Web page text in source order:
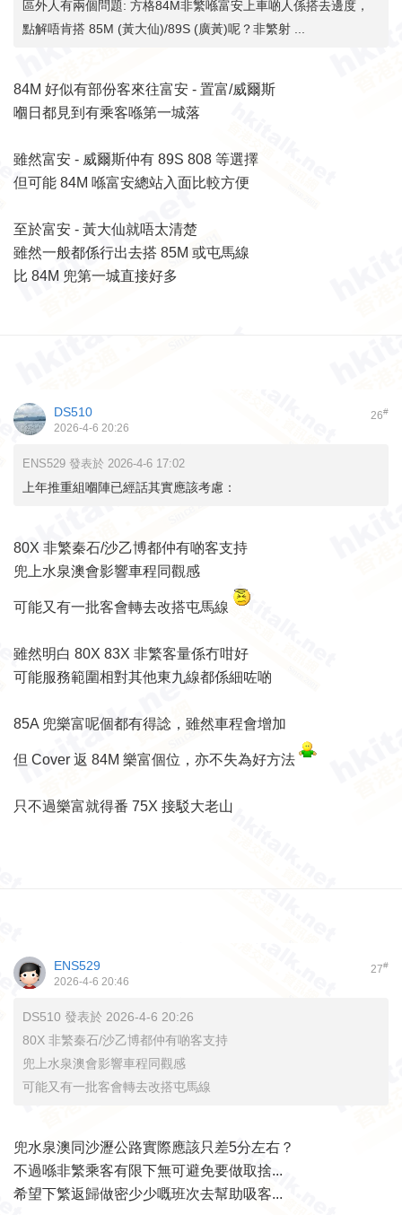
區外人有兩個問題: 方格84M非繁喺富安上車啲人係搭去邊度，
點解唔肯搭 85M (黃大仙)/89S (廣黃)呢？非繁射 ...
84M 好似有部份客來往富安 - 置富/威爾斯
嗰日都見到有乘客喺第一城落
雖然富安 - 威爾斯仲有 89S 808 等選擇
但可能 84M 喺富安總站入面比較方便
至於富安 - 黃大仙就唔太清楚
雖然一般都係行出去搭 85M 或屯馬線
比 84M 兜第一城直接好多
26#
DS510
2026-4-6 20:26
ENS529 發表於 2026-4-6 17:02
上年推重組嗰陣已經話其實應該考慮：
80X 非繁秦石/沙乙博都仲有啲客支持
兜上水泉澳會影響車程同觀感
可能又有一批客會轉去改搭屯馬線
雖然明白 80X 83X 非繁客量係冇咁好
可能服務範圍相對其他東九線都係細咗啲
85A 兜樂富呢個都有得諗，雖然車程會增加
但 Cover 返 84M 樂富個位，亦不失為好方法
只不過樂富就得番 75X 接駁大老山
27#
ENS529
2026-4-6 20:46
DS510 發表於 2026-4-6 20:26
80X 非繁秦石/沙乙博都仲有啲客支持
兜上水泉澳會影響車程同觀感
可能又有一批客會轉去改搭屯馬線
兜水泉澳同沙瀝公路實際應該只差5分左右？
不過喺非繁乘客有限下無可避免要做取捨...
希望下繁返歸做密少少嘅班次去幫助吸客...